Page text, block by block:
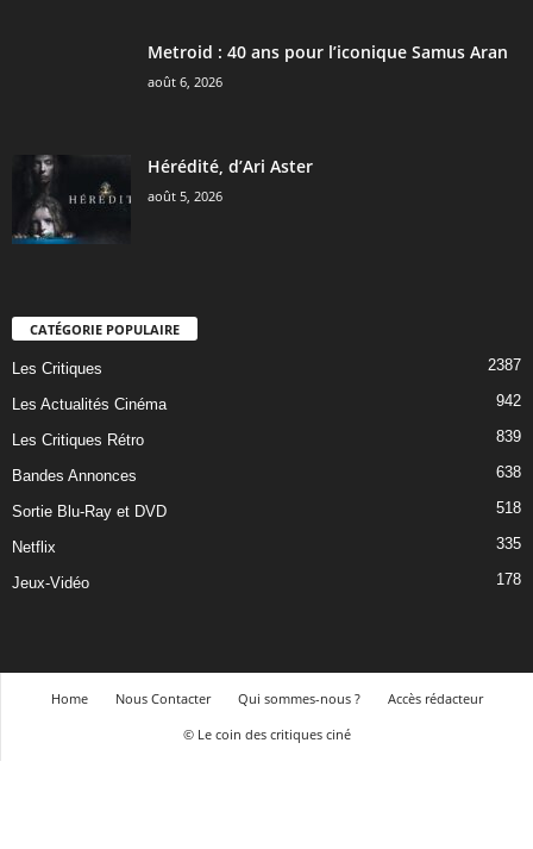
Metroid : 40 ans pour l’iconique Samus Aran
août 6, 2026
Hérédité, d’Ari Aster
août 5, 2026
CATÉGORIE POPULAIRE
Les Critiques 2387
Les Actualités Cinéma 942
Les Critiques Rétro 839
Bandes Annonces 638
Sortie Blu-Ray et DVD 518
Netflix 335
Jeux-Vidéo 178
Home Nous Contacter Qui sommes-nous ?
Accès rédacteur
© Le coin des critiques ciné